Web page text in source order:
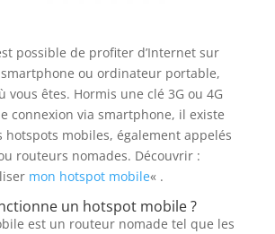
possible de profiter d’Internet sur
ou ordinateur portable,
vous êtes. Hormis une clé 3G ou 4G
connexion via smartphone, il existe
hotspots mobiles, également appelés
routeurs nomades. Découvrir :
mon hotspot mobile« .
un hotspot mobile ?
est un routeur nomade tel que les